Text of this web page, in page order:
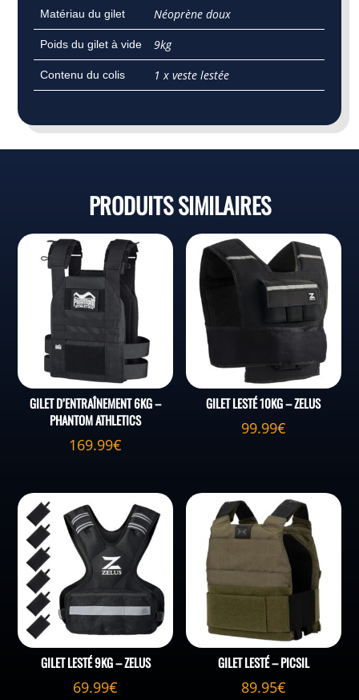
Matériau du gilet Néoprène doux
Poids du gilet à vide 9kg
Contenu du colis 1 x veste lestée
PRODUITS SIMILAIRES
GILET D’ENTRAÎNEMENT 6KG –
PHANTOM ATHLETICS
169.99€
GILET LESTÉ 10KG – ZELUS
99.99€
GILET LESTÉ 9KG – ZELUS
69.99€
GILET LESTÉ – PICSIL
89.95€